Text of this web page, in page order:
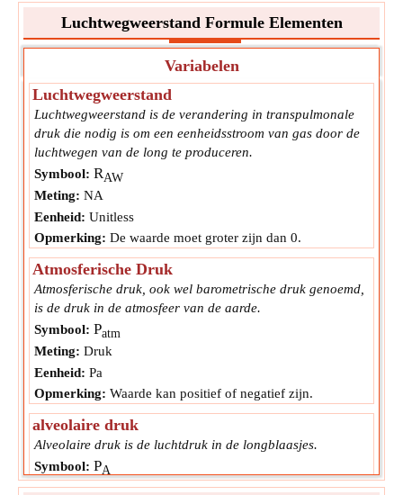
Luchtwegweerstand Formule Elementen
Variabelen
Luchtwegweerstand
Luchtwegweerstand is de verandering in transpulmonale
druk die nodig is om een eenheidsstroom van gas door de
luchtwegen van de long te produceren.
Symbool: RAW
Meting: NA
Eenheid: Unitless
Opmerking: De waarde moet groter zijn dan 0.
Atmosferische Druk
Atmosferische druk, ook wel barometrische druk genoemd,
is de druk in de atmosfeer van de aarde.
Symbool: Patm
Meting: Druk
Eenheid: Pa
Opmerking: Waarde kan positief of negatief zijn.
alveolaire druk
Alveolaire druk is de luchtdruk in de longblaasjes.
Symbool: PA
Meting:Druk